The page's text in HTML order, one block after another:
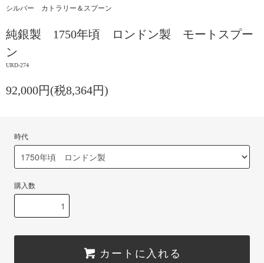
シルバー カトラリー＆スプーン
純銀製 1750年頃 ロンドン製 モートスプー
ン
URD-274
92,000円(税8,364円)
時代
購入数
カートに入れる